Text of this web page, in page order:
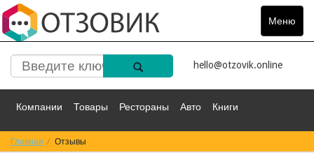
Меню
Toggle
hello@otzovik.online
Компании Товары Рестораны Авто Книги
Спорт Фильмы
Главная Отзывы